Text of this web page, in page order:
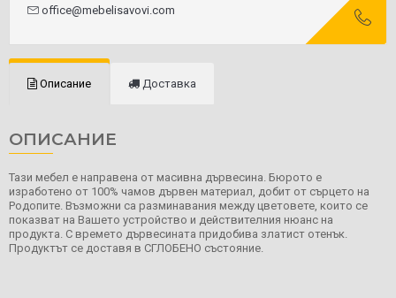
office@mebelisavovi.com
Описание Доставка
ОПИСАНИЕ
Тази мебел е направена от масивна дървесина. Бюрото е
изработено от 100% чамов дървен материал, добит от сърцето на
Родопите. Възможни са разминавания между цветовете, които се
показват на Вашето устройство и действителния нюанс на
продукта. С времето дървесината придобива златист отенък.
Продуктът се доставя в СГЛОБЕНО състояние.